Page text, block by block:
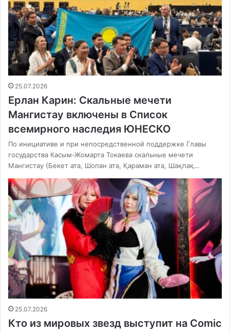
25.07.2026
Ерлан Карин: Скальные мечети
Мангистау включены в Список
всемирного наследия ЮНЕСКО
По инициативе и при непосредственной поддержке Главы
государства Касым-Жомарта Токаева скальные мечети
Мангистау (Бекет ата, Шопан ата, Қараман ата, Шақпақ…
25.07.2026
Кто из мировых звезд выступит на Comic